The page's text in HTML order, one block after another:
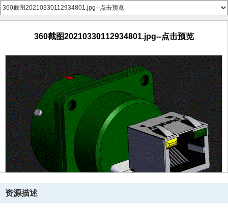
360截图20210330112934801.jpg--点击预览
资源描述